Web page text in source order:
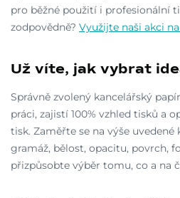
pro běžné použití i profesionální
zodpovědně? Využijte naši akci
Už víte, jak vybrat
Správně zvolený kancelářský
práci, zajistí 100% vzhled tisků a
tisk. Zaměřte se na výše
gramáž, bělost, opacitu, povrch,
přizpůsobte výběr tomu, co a na